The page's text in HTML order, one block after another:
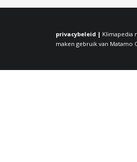
privacybeleid | Klimapedia
maken gebruik van Matamo